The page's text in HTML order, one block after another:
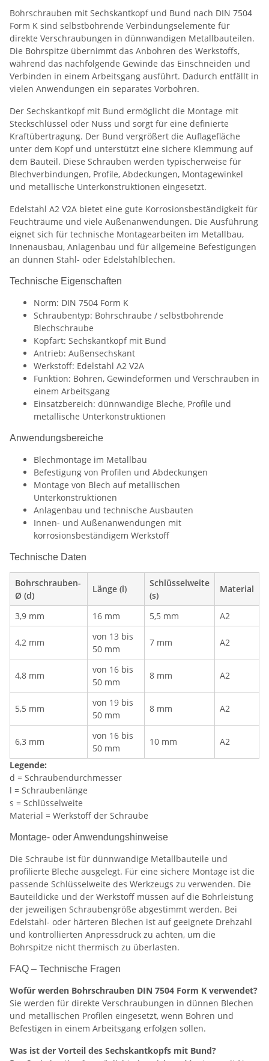
Bohrschrauben mit Sechskantkopf und Bund nach DIN 7504
Form K sind selbstbohrende Verbindungselemente für
direkte Verschraubungen in dünnwandigen Metallbauteilen.
Die Bohrspitze übernimmt das Anbohren des Werkstoffs,
während das nachfolgende Gewinde das Einschneiden und
Verbinden in einem Arbeitsgang ausführt. Dadurch entfällt in
vielen Anwendungen ein separates Vorbohren.
Der Sechskantkopf mit Bund ermöglicht die Montage mit
Steckschlüssel oder Nuss und sorgt für eine definierte
Kraftübertragung. Der Bund vergrößert die Auflagefläche
unter dem Kopf und unterstützt eine sichere Klemmung auf
dem Bauteil. Diese Schrauben werden typischerweise für
Blechverbindungen, Profile, Abdeckungen, Montagewinkel
und metallische Unterkonstruktionen eingesetzt.
Edelstahl A2 V2A bietet eine gute Korrosionsbeständigkeit für
Feuchträume und viele Außenanwendungen. Die Ausführung
eignet sich für technische Montagearbeiten im Metallbau,
Innenausbau, Anlagenbau und für allgemeine Befestigungen
an dünnen Stahl- oder Edelstahlblechen.
Technische Eigenschaften
Norm: DIN 7504 Form K
Schraubentyp: Bohrschraube / selbstbohrende
Blechschraube
Kopfart: Sechskantkopf mit Bund
Antrieb: Außensechskant
Werkstoff: Edelstahl A2 V2A
Funktion: Bohren, Gewindeformen und Verschrauben in
einem Arbeitsgang
Einsatzbereich: dünnwandige Bleche, Profile und
metallische Unterkonstruktionen
Anwendungsbereiche
Blechmontage im Metallbau
Befestigung von Profilen und Abdeckungen
Montage von Blech auf metallischen
Unterkonstruktionen
Anlagenbau und technische Ausbauten
Innen- und Außenanwendungen mit
korrosionsbeständigem Werkstoff
Technische Daten
Bohrschrauben-
Ø (d)
Länge (l)
Schlüsselweite
(s)
Material
3,9 mm 16 mm 5,5 mm A2
4,2 mm
von 13 bis
50 mm
7 mm A2
4,8 mm
von 16 bis
50 mm
8 mm A2
5,5 mm
von 19 bis
50 mm
8 mm A2
6,3 mm
von 16 bis
50 mm
10 mm A2
Legende:
d = Schraubendurchmesser
l = Schraubenlänge
s = Schlüsselweite
Material = Werkstoff der Schraube
Montage- oder Anwendungshinweise
Die Schraube ist für dünnwandige Metallbauteile und
profilierte Bleche ausgelegt. Für eine sichere Montage ist die
passende Schlüsselweite des Werkzeugs zu verwenden. Die
Bauteildicke und der Werkstoff müssen auf die Bohrleistung
der jeweiligen Schraubengröße abgestimmt werden. Bei
Edelstahl- oder härteren Blechen ist auf geeignete Drehzahl
und kontrollierten Anpressdruck zu achten, um die
Bohrspitze nicht thermisch zu überlasten.
FAQ – Technische Fragen
Wofür werden Bohrschrauben DIN 7504 Form K verwendet?
Sie werden für direkte Verschraubungen in dünnen Blechen
und metallischen Profilen eingesetzt, wenn Bohren und
Befestigen in einem Arbeitsgang erfolgen sollen.
Was ist der Vorteil des Sechskantkopfs mit Bund?